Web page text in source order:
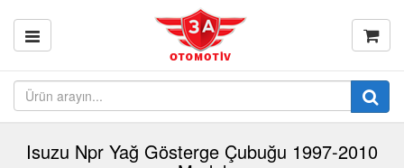
Isuzu Npr Yağ Gösterge Çubuğu 1997-2010